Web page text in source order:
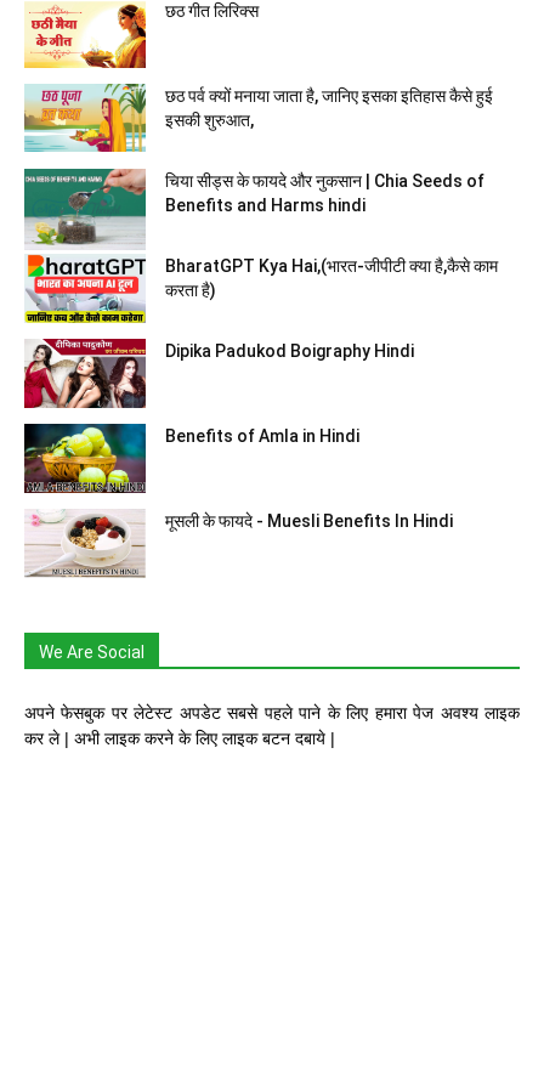
छठ गीत लिरिक्स
छठ पर्व क्यों मनाया जाता है, जानिए इसका इतिहास कैसे हुई
इसकी शुरुआत,
चिया सीड्स के फायदे और नुकसान | Chia Seeds of
Benefits and Harms hindi
BharatGPT Kya Hai,(भारत-जीपीटी क्या है,कैसे काम
करता है)
Dipika Padukod Boigraphy Hindi
Benefits of Amla in Hindi
मूसली के फायदे - Muesli Benefits In Hindi
We Are Social
अपने फेसबुक पर लेटेस्ट अपडेट सबसे पहले पाने के लिए हमारा पेज अवश्य लाइक
कर ले | अभी लाइक करने के लिए लाइक बटन दबाये |